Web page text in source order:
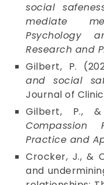
social
mediate
Psychology
Research and
Gilbert, P.
and social
Journal of
Gilbert, P.,
Compassion
Practice and
Crocker, J., &
and